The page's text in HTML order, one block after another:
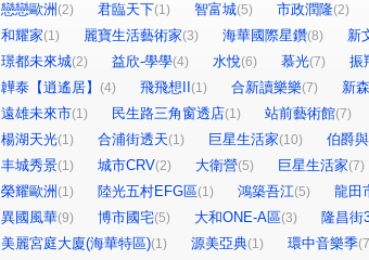
戀戀歐洲(2) 君臨天下(1) 智富城(5) 市政潤隆(2)
和耀家(1) 麗寶生活藝術家(3) 海華國際星鑽(8) 新
璟都未來城(2) 益欣-學學(4) 水悅(6) 慕光(7) 振
韡泰【逍遙居】 (4) 飛飛想II (1) 合新讀樂樂(7) 新
遠雄未來市(1) 民生路三角窗透店(1) 站前藝術館(7)
楊湖天光(1) 合浦街透天(1) 巨星生活家(10) 伯爵
丰城秀景(1) 城市CRV(2) 大衛營(5) 巨星生活家(7)
榮耀歐洲 (1) 陸光五村EFG區(1) 鴻築吾江(5) 龍田
異國風華(9) 博市國宅(5) 大和ONE-A區(3) 隆昌街
美麗宮庭大廈(海華特區)(1) 源美亞典(1) 環中音樂季